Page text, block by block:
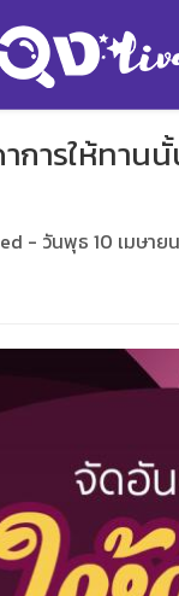
การให้ทาน
- วันพุธ 10 เมษาย